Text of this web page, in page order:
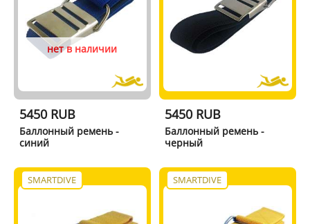
нет в наличии
5450 RUB
Баллонный ремень -
синий
5450 RUB
Баллонный ремень -
черный
SMARTDIVE SMARTDIVE